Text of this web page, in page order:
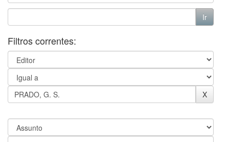
Filtros correntes: